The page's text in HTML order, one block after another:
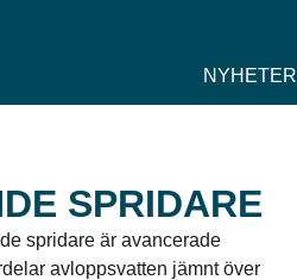
NYHETER
SPRIDARE
spridare är avancerade
avloppsvatten jämnt över